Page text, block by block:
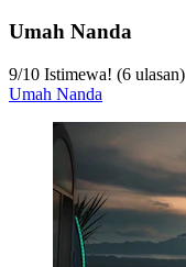
Umah Nanda
9/10 Istimewa! (6 ulasan)
Umah Nanda